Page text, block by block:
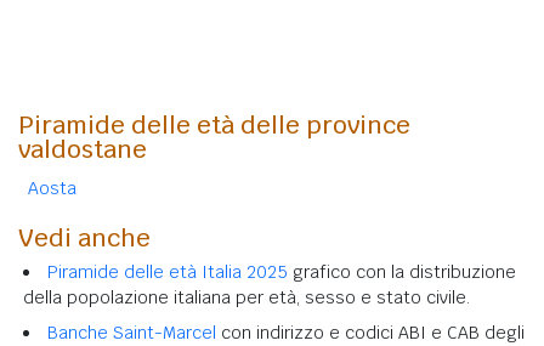
Piramide delle età delle province
valdostane
Aosta
Vedi anche
Piramide delle età Italia 2025 grafico con la distribuzione
della popolazione italiana per età, sesso e stato civile.
Banche Saint-Marcel con indirizzo e codici ABI e CAB degli